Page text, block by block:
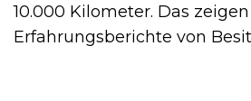
10.000 Kilometer. Das zeigen
Erfahrungsberichte von